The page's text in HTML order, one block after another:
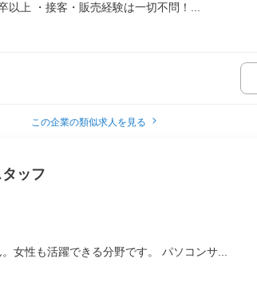
以上 ・接客・販売経験は一切不問！...
この企業の類似求人を見る
ッフ
女性も活躍できる分野です。 パソコンサ...